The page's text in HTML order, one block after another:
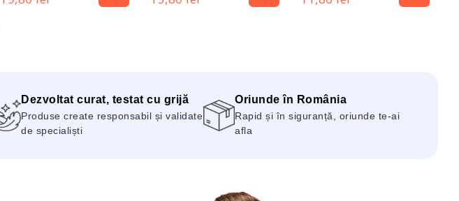
Dezvoltat curat, testat cu grijă
Produse create responsabil și validate
de specialiști
Oriunde în România
Rapid și în siguranță, oriunde te-ai
afla